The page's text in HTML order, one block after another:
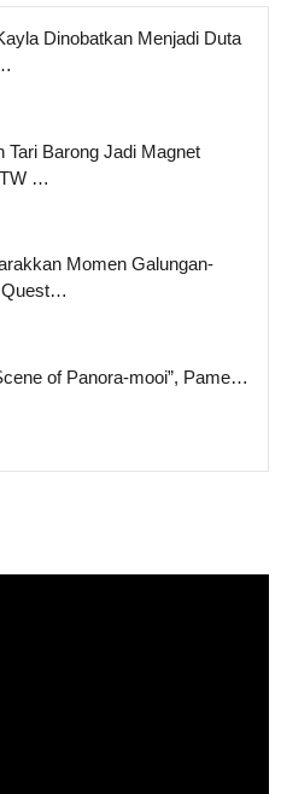
Dinobatkan Menjadi Duta
Tari Barong Jadi Magnet
…
Momen Galungan-
Quest…
of Panora-mooi”, Pame…